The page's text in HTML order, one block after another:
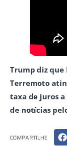
Trump diz que
Terremoto
taxa de juros a
de notícias
COMPARTILHE